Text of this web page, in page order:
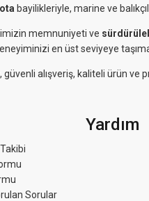
bayilikleriyle, marine ve
memnuniyeti ve
en üst seviyeye
, güvenli alışveriş, kaliteli ürün ve
Yardım
Sorular